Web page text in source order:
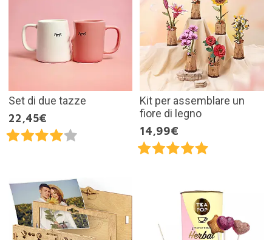
Set di due tazze
22,45€
Kit per assemblare un
fiore di legno
14,99€